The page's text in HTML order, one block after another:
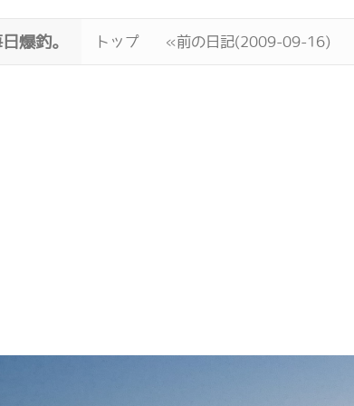
爆釣。 トップ «前の日記(2009-09-16)